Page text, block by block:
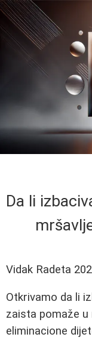
Da li
Vidak Radeta
Otkrivamo da li
zaista pomaže u
eliminacione